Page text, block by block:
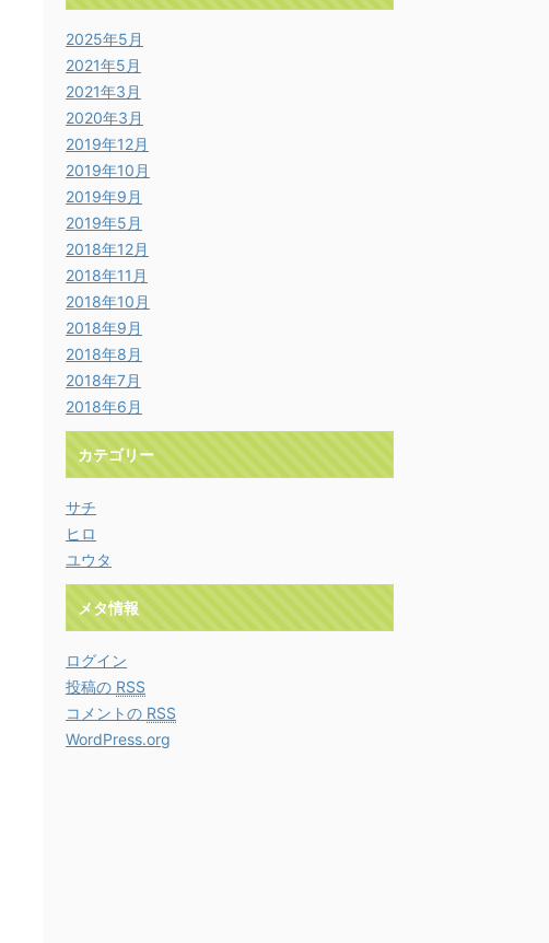
2025年5月
2021年5月
2021年3月
2020年3月
2019年12月
2019年10月
2019年9月
2019年5月
2018年12月
2018年11月
2018年10月
2018年9月
2018年8月
2018年7月
2018年6月
カテゴリー
サチ
ヒロ
ユウタ
メタ情報
ログイン
投稿の RSS
コメントの RSS
WordPress.org